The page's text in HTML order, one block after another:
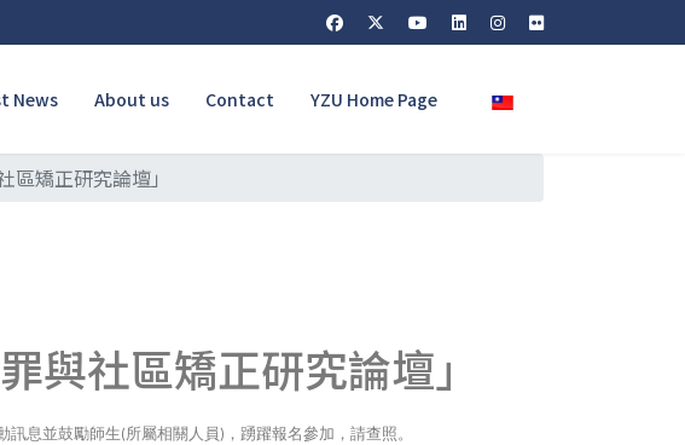
News About us Contact YZU Home Page Select your language
矯正研究論壇」
與社區矯正研究論壇」
訊息並鼓勵師生(所屬相關人員 ) ，踴躍報名參加，請查照。